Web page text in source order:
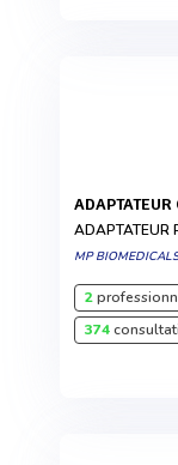
ADAPTATEUR
MP
2
374